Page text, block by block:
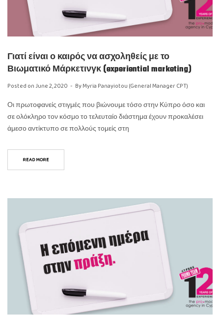
Γιατί είναι ο καιρός να ασχοληθείς με το
Βιωματικό Μάρκετινγκ (experiential marketing)
Posted onJune 2, 2020 ByMyria Panayiotou (General Manager CPT)
Οι πρωτοφανείς στιγμές που βιώνουμε τόσο στην Κύπρο όσο και
σε ολόκληρο τον κόσμο το τελευταίο διάστημα έχουν προκαλέσει
άμεσο αντίκτυπο σε πολλούς τομείς στη
READ MORE